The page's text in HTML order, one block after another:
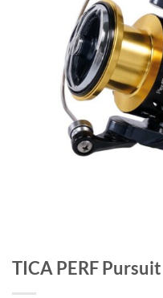
TICA PERF Pursuit